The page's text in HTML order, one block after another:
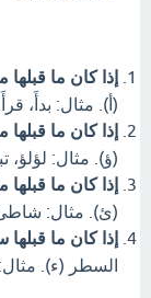
إذا كان ما قبلها
(أ). مثال: بدأَ، قرأَ.
إذا كان ما
(ؤ). مثال: لؤلؤ،
إذا كان ما
(ئ). مثال:
إذا كان ما قبلها
السطر (ء).